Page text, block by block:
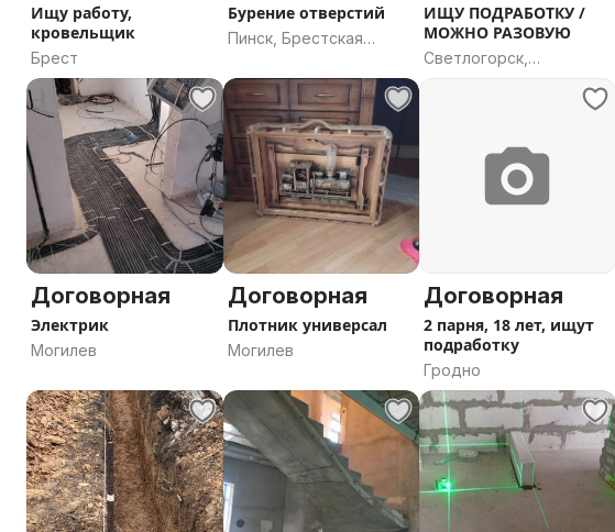
Ищу работу,
кровельщик
Брест
Бурение отверстий
Пинск, Брестская
ИЩУ ПОДРАБОТКУ /
МОЖНО РАЗОВУЮ
Светлогорск,
Договорная
Электрик
Могилев
Договорная
Плотник универсал
Могилев
Договорная
2 парня, 18 лет, ищут
подработку
Гродно